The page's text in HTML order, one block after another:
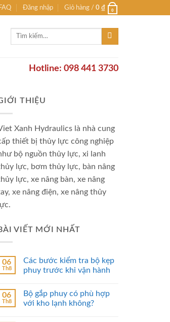
FAQ Đăng nhập Giỏ hàng / 0 ₫ 0
Tìm
Hotline: 098 441 3730
THIỆU
Xanh Hydraulics là nhà cung
thiết bị thủy lực công nghiệp
bộ nguồn thủy lực, xi lanh
lực, bơm thủy lực, bàn nâng
lực, xe nâng bàn, xe nâng
xe nâng điện, xe nâng thủy
VIẾT MỚI NHẤT
06
Th8
Các bước kiểm tra bộ kẹp
phuy trước khi vận hành
06
Th8
Bộ gắp phuy có phù hợp
với kho lạnh không?